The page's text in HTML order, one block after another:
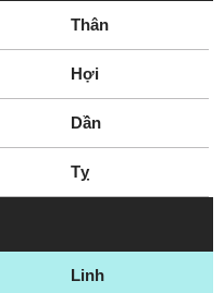
Thân
Hợi
Dần
Tỵ
Linh